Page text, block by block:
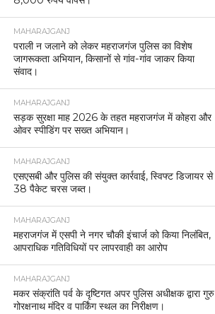
MAHARAJGANJ
पराली न जलाने को लेकर महराजगंज पुलिस का विशेष
जागरूकता अभियान, किसानों से गांव-गांव जाकर किया
संवाद।
MAHARAJGANJ
सड़क सुरक्षा माह 2026 के तहत महराजगंज में कोहरा और
ओवर स्पीडिंग पर सख्त अभियान।
MAHARAJGANJ
एसएसबी और पुलिस की संयुक्त कार्रवाई, स्विफ्ट डिजायर से
38 पैकेट चरस जब्त।
MAHARAJGANJ
महराजगंज में एसपी ने नगर चौकी इंचार्ज को किया निलंबित,
आपराधिक गतिविधियों पर लापरवाही का आरोप
MAHARAJGANJ
मकर संक्रांति पर्व के दृष्टिगत अपर पुलिस अधीक्षक द्वारा गुरु
गोरक्षनाथ मंदिर व पार्किंग स्थल का निरीक्षण।